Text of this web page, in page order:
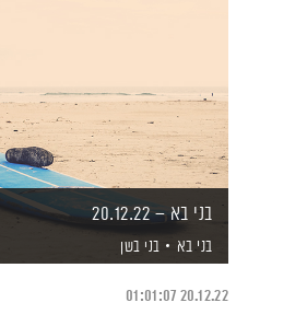
בני בא – 20.12.22
בני בא בני בשן
20.12.22
01:01:07